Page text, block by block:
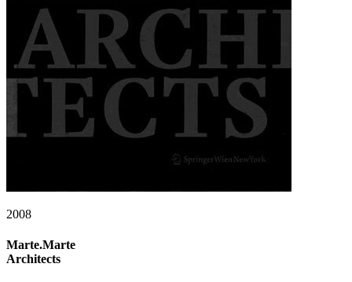
2008
Marte.Marte
Architects